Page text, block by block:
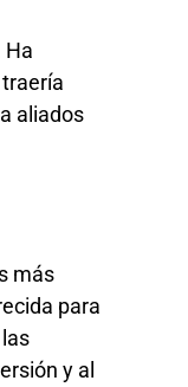
Ha
aliados
más
para
y al